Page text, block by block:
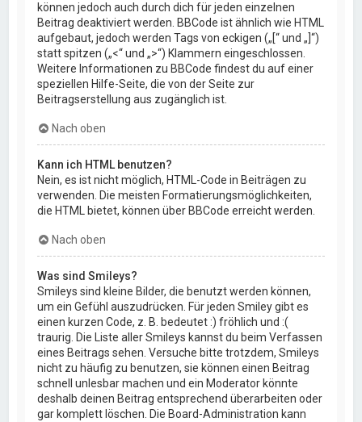
können jedoch auch durch dich für jeden einzelnen
Beitrag deaktiviert werden. BBCode ist ähnlich wie HTML
aufgebaut, jedoch werden Tags von eckigen („[“ und „]“)
statt spitzen („<“ und „>“) Klammern eingeschlossen.
Weitere Informationen zu BBCode findest du auf einer
speziellen Hilfe-Seite, die von der Seite zur
Beitragserstellung aus zugänglich ist.
Nach oben
Kann ich HTML benutzen?
Nein, es ist nicht möglich, HTML-Code in Beiträgen zu
verwenden. Die meisten Formatierungsmöglichkeiten,
die HTML bietet, können über BBCode erreicht werden.
Nach oben
Was sind Smileys?
Smileys sind kleine Bilder, die benutzt werden können,
um ein Gefühl auszudrücken. Für jeden Smiley gibt es
einen kurzen Code, z. B. bedeutet :) fröhlich und :(
traurig. Die Liste aller Smileys kannst du beim Verfassen
eines Beitrags sehen. Versuche bitte trotzdem, Smileys
nicht zu häufig zu benutzen, sie können einen Beitrag
schnell unlesbar machen und ein Moderator könnte
deshalb deinen Beitrag entsprechend überarbeiten oder
gar komplett löschen. Die Board-Administration kann